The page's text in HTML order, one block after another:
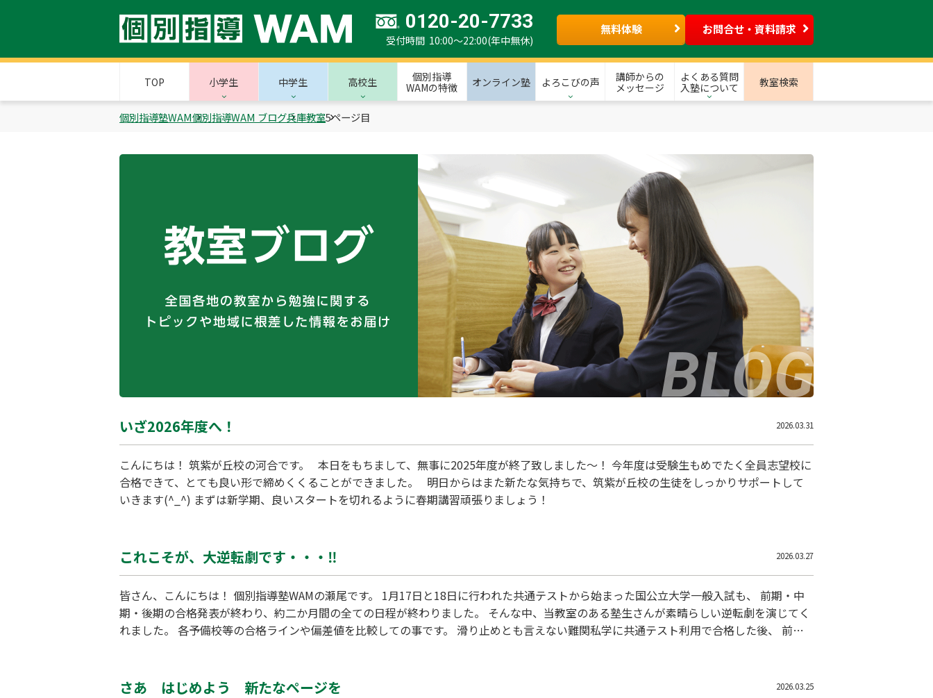
0120-20-7733
受付時間 10:00～22:00(年中無休)
無料体験 お問合せ・資料請求
TOP 小学生 中学生 高校生
個別指導
WAMの特徴
オンライン塾 よろこびの声
講師からの
メッセージ
よくある質問
入塾について
教室検索
個別指導塾WAM個別指導WAM ブログ兵庫教室5ページ目
2026.03.31
いざ2026年度へ！
こんにちは！ 筑紫が丘校の河合です。 本日をもちまして、無事に2025年度が終了致しました～！ 今年度は受験生もめでたく全員志望校に
合格できて、とても良い形で締めくくることができました。 明日からはまた新たな気持ちで、筑紫が丘校の生徒をしっかりサポートして
いきます(^_^) まずは新学期、良いスタートを切れるように春期講習頑張りましょう！
2026.03.27
これこそが、大逆転劇です・・・‼
皆さん、こんにちは！ 個別指導塾WAMの瀬尾です。 1月17日と18日に行われた共通テストから始まった国公立大学一般入試も、 前期・中
期・後期の合格発表が終わり、約二か月間の全ての日程が終わりました。 そんな中、当教室のある塾生さんが素晴らしい逆転劇を演じてく
れました。 各予備校等の合格ラインや偏差値を比較しての事です。 滑り止めとも言えない難関私学に共通テスト利用で合格した後、 前期
2026.03.25
さあ はじめよう 新たなページを